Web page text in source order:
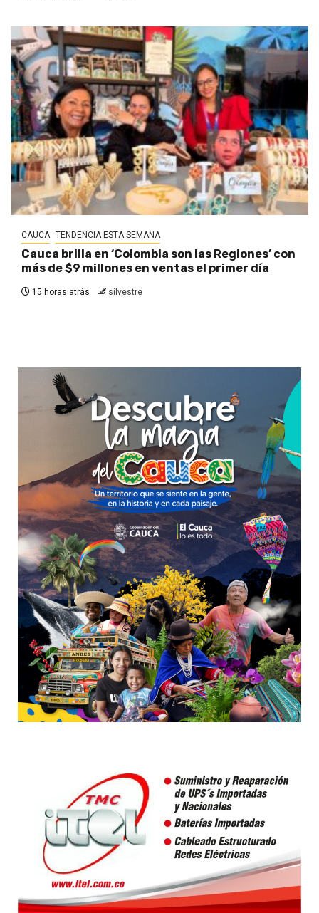
CAUCA TENDENCIA ESTA SEMANA
Cauca brilla en ‘Colombia son las Regiones’ con
más de $9 millones en ventas el primer día
15 horas atrás silvestre